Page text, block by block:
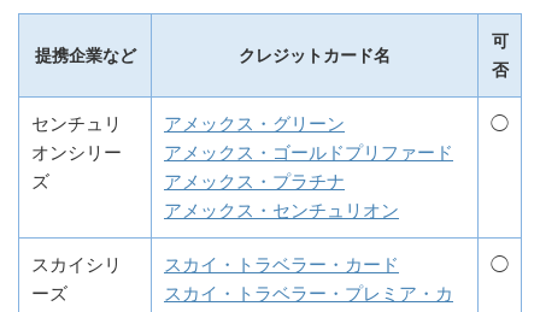
提携企業など クレジットカード名
可
否
センチュリ
オンシリー
ズ
アメックス・グリーン
アメックス・ゴールドプリファード
アメックス・プラチナ
アメックス・センチュリオン
◯
スカイシリ
ーズ
スカイ・トラベラー・カード
スカイ・トラベラー・プレミア・カ
◯